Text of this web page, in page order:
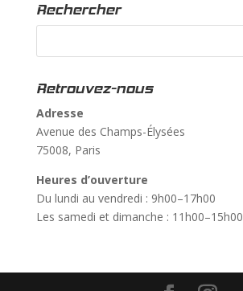
Rechercher
Retrouvez-nous
Adresse
Avenue des Champs-Élysées
75008, Paris
Heures d’ouverture
Du lundi au vendredi : 9h00–17h00
Les samedi et dimanche : 11h00–15h00